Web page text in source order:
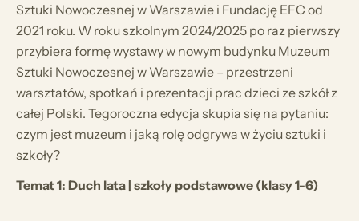
Sztuki Nowoczesnej w Warszawie i Fundację EFC od
2021 roku. W roku szkolnym 2024/2025 po raz pierwszy
przybiera formę wystawy w nowym budynku Muzeum
Sztuki Nowoczesnej w Warszawie – przestrzeni
warsztatów, spotkań i prezentacji prac dzieci ze szkół z
całej Polski. Tegoroczna edycja skupia się na pytaniu:
czym jest muzeum i jaką rolę odgrywa w życiu sztuki i
szkoły?
Temat 1: Duch lata | szkoły podstawowe (klasy 1-6)